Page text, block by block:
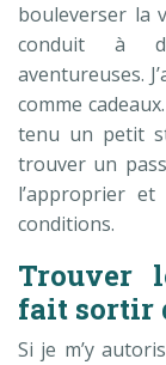
bouleverser la
conduit à
aventureuses.
comme
tenu un petit
trouver un
l’approprier
conditions.
Trouver
fait sortir
Si je m’y